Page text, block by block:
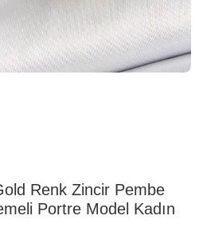
Renk Zincir Pembe
Portre Model Kadın